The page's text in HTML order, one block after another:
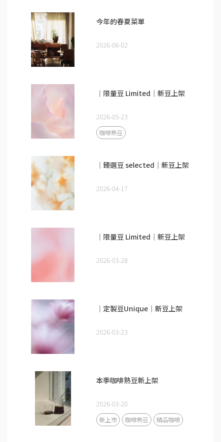
今年的春夏菜單
2026-06-02
｜限量豆 Limited｜新豆上架
2026-05-23
咖啡熟豆
｜臻選豆 selected｜新豆上架
2026-04-17
｜限量豆 Limited｜新豆上架
2026-03-28
｜定製豆Unique｜新豆上架
2026-03-23
本季咖啡熟豆新上架
2026-03-20
新上市 咖啡熟豆 精品咖啡